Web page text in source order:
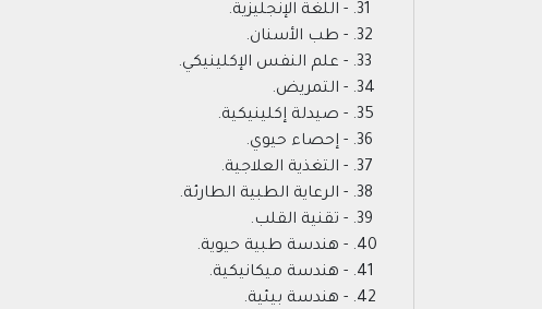
- اللغة الإنجليزية.
- طب الأسنان.
- علم النفس الإكلينيكي.
- التمريض.
- صيدلة إكلينيكية.
- إحصاء حيوي.
- التغذية العلاجية.
- الرعاية الطبية الطارئة.
- تقنية القلب.
- هندسة طبية حيوية.
- هندسة ميكانيكية.
- هندسة بيئية.